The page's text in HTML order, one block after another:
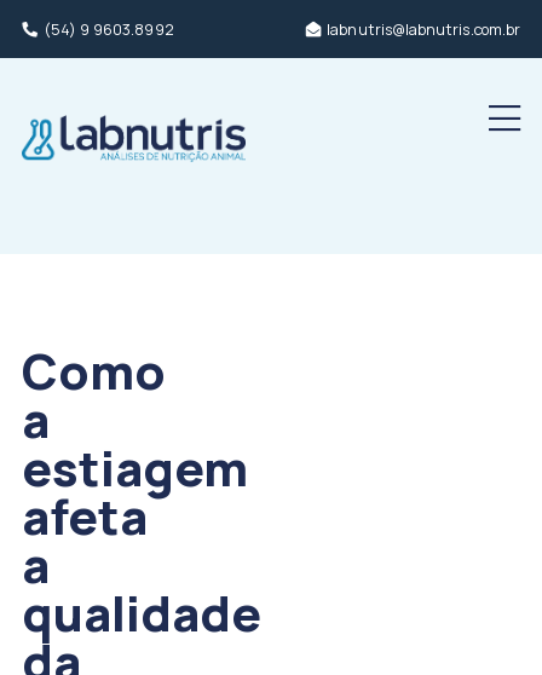
(54) 9 9603.8992 labnutris@labnutris.com.br
Como
a
estiagem
afeta
a
qualidade
da